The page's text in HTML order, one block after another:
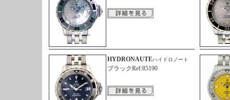
HYDRONAUTEハイドロノート
ブラックRef:85190